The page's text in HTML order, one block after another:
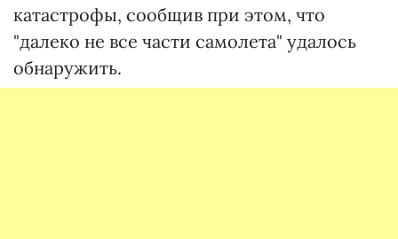
катастрофы, сообщив при этом, что
"далеко не все части самолета" удалось
обнаружить.